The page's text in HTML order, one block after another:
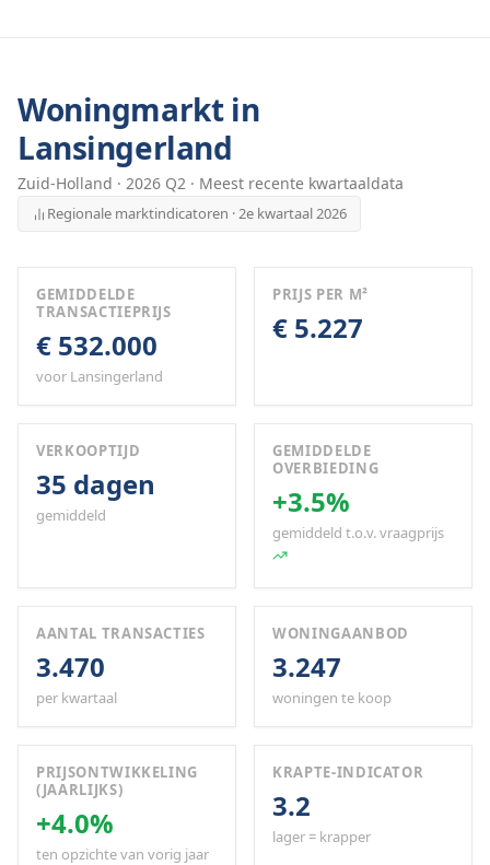
Woningmarkt in
Lansingerland
Zuid-Holland · 2026 Q2 · Meest recente kwartaaldata
Regionale marktindicatoren · 2e kwartaal 2026
GEMIDDELDE
TRANSACTIEPRIJS
€ 532.000
voor Lansingerland
PRIJS PER M²
€ 5.227
VERKOOPTIJD
35 dagen
gemiddeld
GEMIDDELDE
OVERBIEDING
+3.5%
gemiddeld t.o.v. vraagprijs
AANTAL TRANSACTIES
3.470
per kwartaal
WONINGAANBOD
3.247
woningen te koop
PRIJSONTWIKKELING
(JAARLIJKS)
+4.0%
ten opzichte van vorig jaar
KRAPTE-INDICATOR
3.2
lager = krapper